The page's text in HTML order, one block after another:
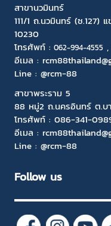
สาขานวมินทร์
111/1 ถ.นวมินทร์ (ซ.127)
10230
โทรศัพท์ : 062-994-4555 ,
อีเมล :
Line : @rcm-88
สาขาพระราม 5
88 หมู่2 ถ.นครอินทร์ ต.บ
โทรศัพท์ : 086-341-
อีเมล :
Line : @rcm-88
Follow us